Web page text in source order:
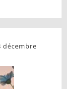
décembre